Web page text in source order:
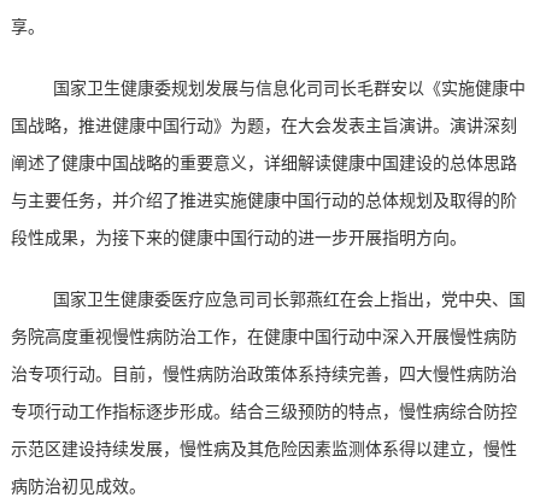
享。
国家卫生健康委规划发展与信息化司司长毛群安以《实施健康中
国战略，推进健康中国行动》为题，在大会发表主旨演讲。演讲深刻
阐述了健康中国战略的重要意义，详细解读健康中国建设的总体思路
与主要任务，并介绍了推进实施健康中国行动的总体规划及取得的阶
段性成果，为接下来的健康中国行动的进一步开展指明方向。
国家卫生健康委医疗应急司司长郭燕红在会上指出，党中央、国
务院高度重视慢性病防治工作，在健康中国行动中深入开展慢性病防
治专项行动。目前，慢性病防治政策体系持续完善，四大慢性病防治
专项行动工作指标逐步形成。结合三级预防的特点，慢性病综合防控
示范区建设持续发展，慢性病及其危险因素监测体系得以建立，慢性
病防治初见成效。